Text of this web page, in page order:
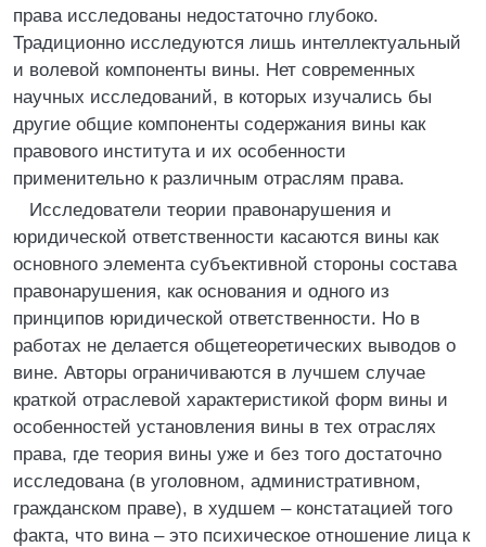
права исследованы недостаточно глубоко.
Традиционно исследуются лишь интеллектуальный
и волевой компоненты вины. Нет современных
научных исследований, в которых изучались бы
другие общие компоненты содержания вины как
правового института и их особенности
применительно к различным отраслям права.
Исследователи теории правонарушения и
юридической ответственности касаются вины как
основного элемента субъективной стороны состава
правонарушения, как основания и одного из
принципов юридической ответственности. Но в
работах не делается общетеоретических выводов о
вине. Авторы ограничиваются в лучшем случае
краткой отраслевой характеристикой форм вины и
особенностей установления вины в тех отраслях
права, где теория вины уже и без того достаточно
исследована (в уголовном, административном,
гражданском праве), в худшем – констатацией того
факта, что вина – это психическое отношение лица к